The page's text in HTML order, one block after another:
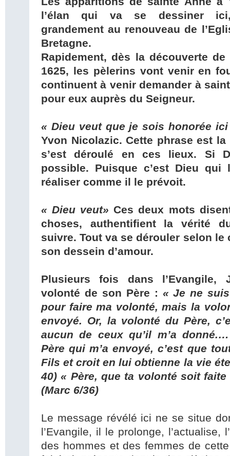
l’élan qui va se dessiner
grandement au renouveau de
Bretagne.
Rapidement, dès la découverte
1625, les pèlerins vont venir en
continuent à venir demander à
pour eux auprès du Seigneur.
« Dieu veut que je sois honorée
Yvon Nicolazic. Cette phrase est
s’est déroulé en ces lieux. Si
possible. Puisque c’est Dieu
réaliser comme il le prévoit.
« Dieu veut» Ces deux mots
choses, authentifient la vérité
suivre. Tout va se dérouler selon
son dessein d’amour.
Plusieurs fois dans
volonté de son Père : « Je ne
pour faire ma volonté, mais la
envoyé. Or, la volonté du Père,
aucun de ceux qu’il m’a
Père qui m’a envoyé, c’est que
Fils et croit en lui obtienne la vie
40) « Père, que ta volonté soit
(Marc 6/36)
Le message révélé ici ne se situe
l’Evangile, il le prolonge, l’actualise,
des hommes et des femmes de